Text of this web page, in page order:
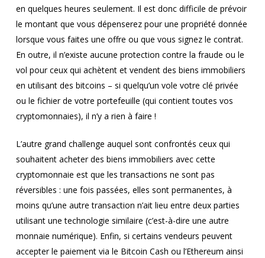
en quelques heures seulement. Il est donc difficile de prévoir
le montant que vous dépenserez pour une propriété donnée
lorsque vous faites une offre ou que vous signez le contrat.
En outre, il n’existe aucune protection contre la fraude ou le
vol pour ceux qui achètent et vendent des biens immobiliers
en utilisant des bitcoins – si quelqu’un vole votre clé privée
ou le fichier de votre portefeuille (qui contient toutes vos
cryptomonnaies), il n’y a rien à faire !
L’autre grand challenge auquel sont confrontés ceux qui
souhaitent acheter des biens immobiliers avec cette
cryptomonnaie est que les transactions ne sont pas
réversibles : une fois passées, elles sont permanentes, à
moins qu’une autre transaction n’ait lieu entre deux parties
utilisant une technologie similaire (c’est-à-dire une autre
monnaie numérique). Enfin, si certains vendeurs peuvent
accepter le paiement via le Bitcoin Cash ou l’Ethereum ainsi